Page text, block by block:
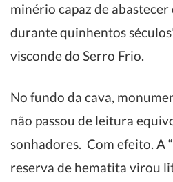
minério capaz de
durante quinhentos
visconde do Serro Frio.
No fundo da cava,
não passou de leitura
sonhadores. Com efeito. A
reserva de hematita virou